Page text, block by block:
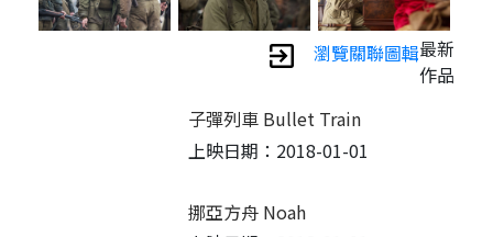
瀏覽關聯圖輯最新
作品
子彈列車 Bullet Train
上映日期：2018-01-01
挪亞方舟 Noah